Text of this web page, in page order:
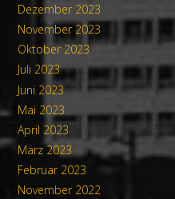
Dezember 2023
November 2023
Oktober 2023
Juli 2023
Juni 2023
Mai 2023
April 2023
März 2023
Februar 2023
November 2022